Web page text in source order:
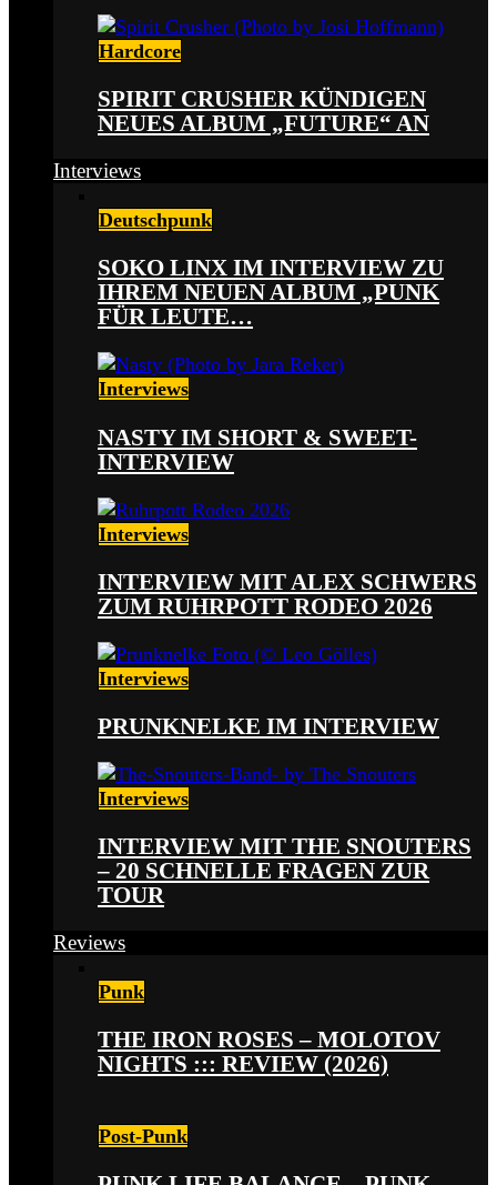
Hardcore
SPIRIT CRUSHER KÜNDIGEN
NEUES ALBUM „FUTURE“ AN
Interviews
Deutschpunk
SOKO LINX IM INTERVIEW ZU
IHREM NEUEN ALBUM „PUNK
FÜR LEUTE…
Interviews
NASTY IM SHORT & SWEET-
INTERVIEW
Interviews
INTERVIEW MIT ALEX SCHWERS
ZUM RUHRPOTT RODEO 2026
Interviews
PRUNKNELKE IM INTERVIEW
Interviews
INTERVIEW MIT THE SNOUTERS
– 20 SCHNELLE FRAGEN ZUR
TOUR
Reviews
Punk
THE IRON ROSES – MOLOTOV
NIGHTS ::: REVIEW (2026)
Post-Punk